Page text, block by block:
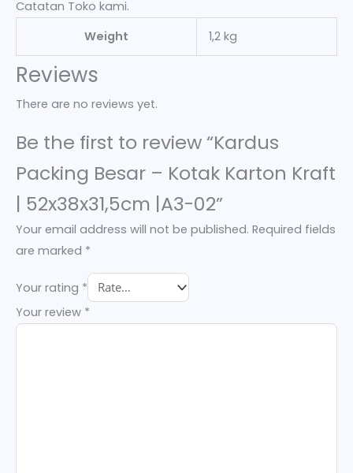
Catatan Toko kami.
Weight
1,2 kg
Reviews
There are no reviews yet.
Be the first to review “Kardus
Packing Besar – Kotak Karton Kraft
| 52x38x31,5cm |A3-02”
Your email address will not be published. Required fields
are marked *
Your rating *
Your review *